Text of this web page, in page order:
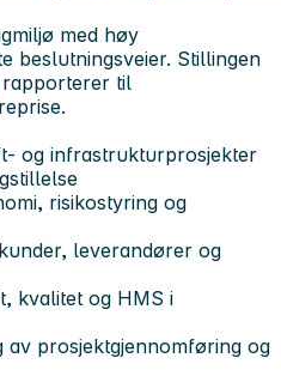
med høy
beslutningsveier. Stillingen
til
og infrastrukturprosjekter
risikostyring og
leverandører og
kvalitet og HMS i
av prosjektgjennomføring og